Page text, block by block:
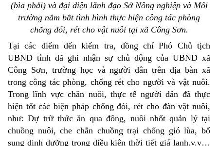
(bìa phải) và đại diện lãnh đạo Sở Nông nghiệp và Môi
trường nắm bắt tình hình thực hiện công tác phòng
chống đói, rét cho vật nuôi tại xã Công Sơn.
Tại các điểm đến kiểm tra, đồng chí Phó Chủ tịch
UBND tỉnh đã ghi nhận sự chủ động của UBND xã
Công Sơn, trường học và người dân trên địa bàn xã
trong công tác phòng, chống rét cho người và vật nuôi.
Trong lĩnh vực chăn nuôi, thực tế người dân đã thực
hiện tốt các biện pháp chống đói, rét cho đàn vật nuôi,
như: Dự trữ thức ăn qua đông, nuôi nhốt quản lý tại
chuồng nuôi, che chắn chuồng trại chống gió lùa, bổ
sung dinh dưỡng trong điều kiện thời tiết giá lạnh.v.v…